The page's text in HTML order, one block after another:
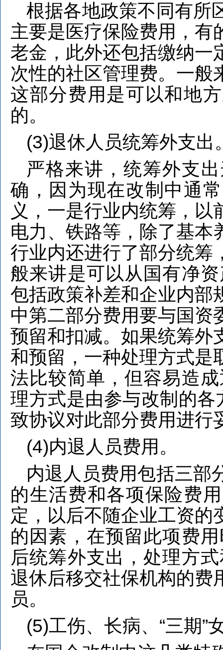
根据各地政策不同有所
主要是医疗保险费用，有
老金，此外还包括缴纳一
次性的社区管理费。一般
这部分费用是可以和地
的。
(3)退休人员统筹外支出
严格来讲，统筹外支
确，因为现在改制中通
义，一是行业内统筹，
电力、铁路等，除了基本
行业内还进行了部分统筹
般来讲是可以从国有净
包括政策补差和企业内部
中第二部分费用要与国资
预留和扣减。如果统筹外
和预留，一种处理方式是
法比较简单，但容易造
理方式是由参与改制的
致协议对此部分费用进行
(4)内退人员费用。
内退人员费用包括三部
的生活费和各项保险费
定，以后不随企业工资的
的因素，在预留此项费
后统筹外支出，处理方
退休后移交社保机构的费
员。
(5)工伤、长病、“三期”